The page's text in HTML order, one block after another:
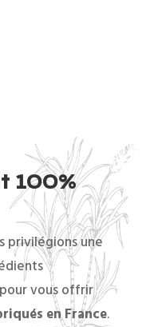
100%
privilégions une
vous offrir
en France.